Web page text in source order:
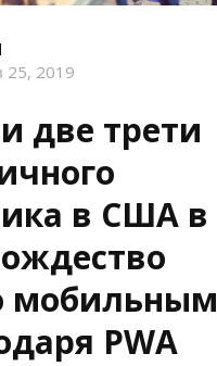
25, 2019
две трети
в США в
мобильным
PWA